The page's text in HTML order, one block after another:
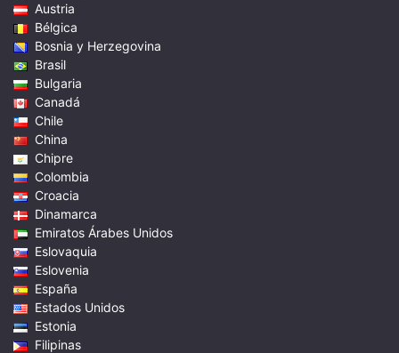
Austria
Bélgica
Bosnia y Herzegovina
Brasil
Bulgaria
Canadá
Chile
China
Chipre
Colombia
Croacia
Dinamarca
Emiratos Árabes Unidos
Eslovaquia
Eslovenia
España
Estados Unidos
Estonia
Filipinas